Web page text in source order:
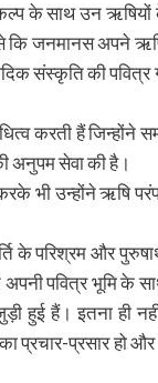
के साथ उन
कि जनमानस अपने
संस्कृति की
करती हैं
अनुपम सेवा की है।
भी उन्होंने ऋषि
के परिश्रम और
पवित्र भूमि के
हैं। इतना ही
प्रसार हो